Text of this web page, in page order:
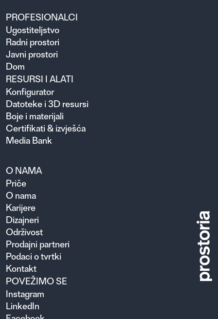
PROFESIONALCI
Ugosti­teljstvo
Radni prostori
Javni prostori
Dom
RESURSI I ALATI
Konfigurator
Datoteke i 3D resursi
Boje i materijali
Certifikati & izvješća
Media Bank
O NAMA
Priče
O nama
Karijere
Dizajneri
Održivost
Prodajni partneri
Podaci o tvrtki
Kontakt
POVEŽIMO SE
Instagram
LinkedIn